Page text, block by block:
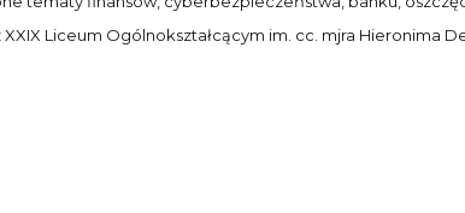
Liceum Ogólnokształcącym im. cc. mjra Hieronima